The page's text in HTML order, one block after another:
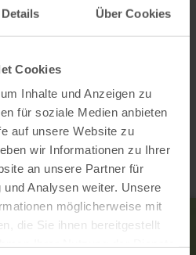
Details Über Cookies
Cookies
Inhalte und Anzeigen zu
für soziale Medien anbieten
auf unsere Website zu
wir Informationen zu Ihrer
an unsere Partner für
Analysen weiter. Unsere
möglicherweise mit
die Sie ihnen bereitgestellt